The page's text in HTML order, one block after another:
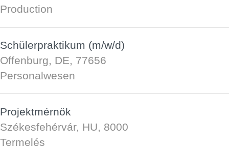
Production
Schülerpraktikum (m/w/d)
Offenburg, DE, 77656
Personalwesen
Projektmérnök
Székesfehérvár, HU, 8000
Termelés